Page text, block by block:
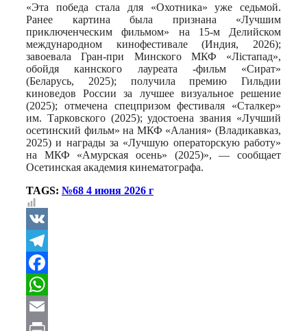
«Эта победа стала для «Охотника» уже седьмой.
Ранее картина была признана «Лучшим
приключенческим фильмом» на 15-м Делийском
международном кинофестивале (Индия, 2026);
завоевала Гран-при Минского МКФ «Лістапад»,
обойдя каннского лауреата -фильм «Сират»
(Беларусь, 2025); получила премию Гильдии
киноведов России за лучшее визуальное решение
(2025); отмечена спецпризом фестиваля «Сталкер»
им. Тарковского (2025); удостоена звания «Лучший
осетинский фильм» на МКФ «Алания» (Владикавказ,
2025) и награды за «Лучшую операторскую работу»
на МКФ «Амурская осень» (2025)», — сообщает
Осетинская академия кинематографа.
TAGS: №68 4 июня 2026 г
VK
Telegram
Facebook
WhatsApp
Email